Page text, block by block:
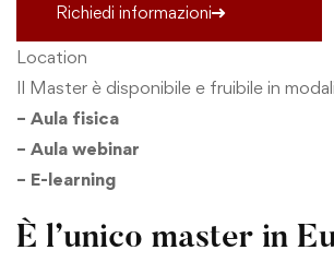
Richiedi informazioni
Location
Il Master è disponibile e fruibile in
– Aula fisica
– Aula webinar
– E-learning
È l’unico master in